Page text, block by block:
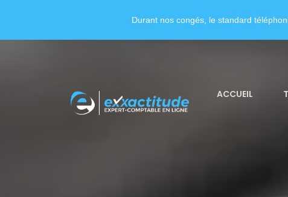
ACCUEIL
Durant nos congés, le standard